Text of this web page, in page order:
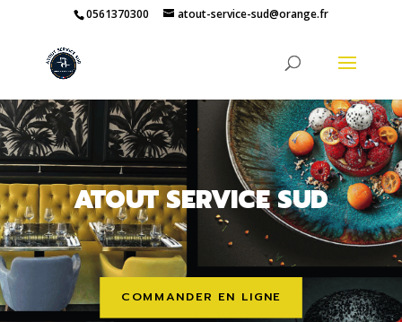
0561370300 atout-service-sud@orange.fr
ATOUT SERVICE SUD
COMMANDER EN LIGNE